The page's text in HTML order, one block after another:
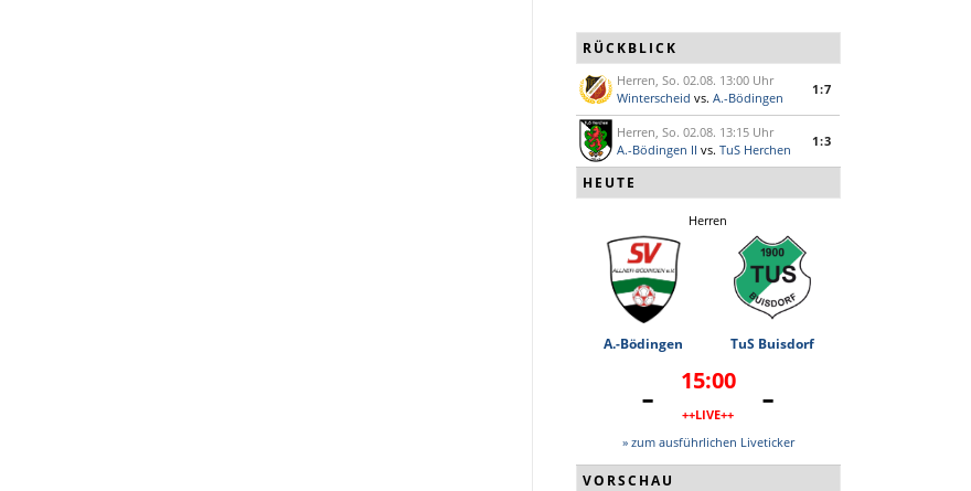
RÜCKBLICK
Herren, So. 02.08. 13:00 Uhr
Winterscheid vs. A.-Bödingen
1:7
Herren, So. 02.08. 13:15 Uhr
A.-Bödingen II vs. TuS Herchen
1:3
HEUTE
Herren
A.-Bödingen TuS Buisdorf
- 15:00
++LIVE++ -
» zum ausführlichen Liveticker
VORSCHAU